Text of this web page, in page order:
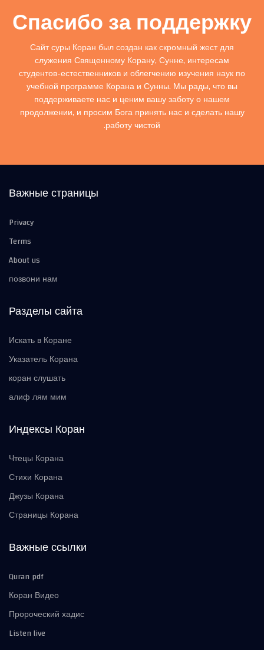
Спасибо за поддержку
Сайт суры Коран был создан как скромный жест для
служения Священному Корану, Сунне, интересам
студентов-естественников и облегчению изучения наук по
учебной программе Корана и Сунны. Мы рады, что вы
поддерживаете нас и ценим вашу заботу о нашем
продолжении, и просим Бога принять нас и сделать нашу
работу чистой.
Важные страницы
Privacy
Terms
About us
позвони нам
Разделы сайта
Искать в Коране
Указатель Корана
коран слушать
алиф лям мим
Индексы Коран
Чтецы Корана
Стихи Корана
Джузы Корана
Страницы Корана
Важные ссылки
Quran pdf
Коран Видео
Пророческий хадис
Listen live